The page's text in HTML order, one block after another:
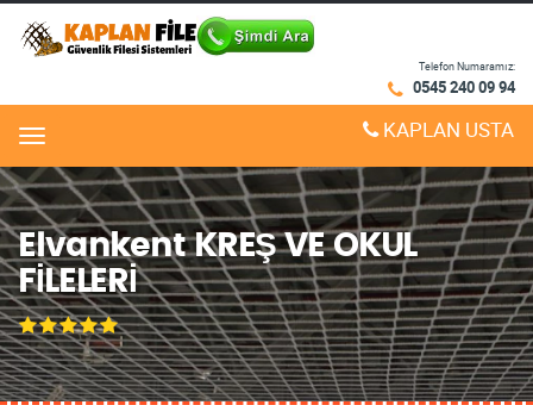
Telefon Numaramız:
0545 240 09 94
Menu KAPLAN USTA
Elvankent KREŞ VE OKUL
FİLELERİ